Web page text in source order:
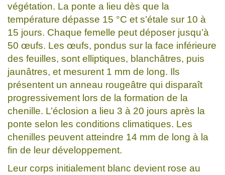
végétation. La ponte a lieu dès que la
température dépasse 15 °C et s’étale sur 10 à
15 jours. Chaque femelle peut déposer jusqu’à
50 œufs. Les œufs, pondus sur la face inférieure
des feuilles, sont elliptiques, blanchâtres, puis
jaunâtres, et mesurent 1 mm de long. Ils
présentent un anneau rougeâtre qui disparaît
progressivement lors de la formation de la
chenille. L’éclosion a lieu 3 à 20 jours après la
ponte selon les conditions climatiques. Les
chenilles peuvent atteindre 14 mm de long à la
fin de leur développement.
Leur corps initialement blanc devient rose au